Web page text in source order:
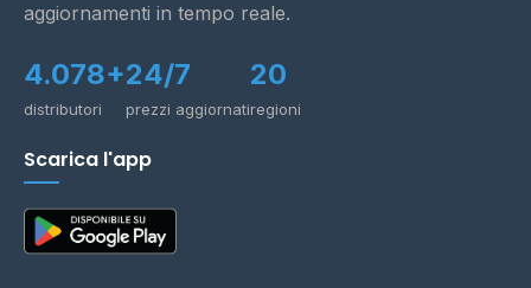
aggiornamenti in tempo reale.
4.078+
distributori
24/7
prezzi aggiornati
20
regioni
Scarica l'app